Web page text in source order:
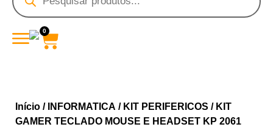
0
Início / INFORMATICA / KIT PERIFERICOS / KIT
GAMER TECLADO MOUSE E HEADSET KP 2061